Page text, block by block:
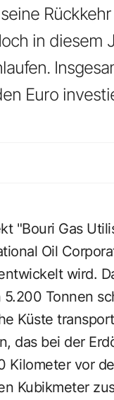
in diesem
Euro
"Bouri Gas
Oil
wird.
Tonnen
Küste
das bei der
Kilometer vor
Kubikmeter